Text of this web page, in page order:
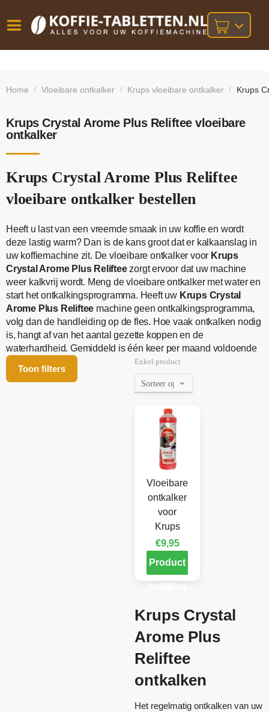
besteld,
bij orders
Home / Vloeibare ontkalker / Krups vloeibare ontkalker / Krups
Krups Crystal Arome Plus Reliftee vloeibare
ontkalker
Krups Crystal Arome Plus Reliftee
vloeibare ontkalker bestellen
Heeft u last van een vreemde smaak in uw koffie en wordt
deze lastig warm? Dan is de kans groot dat er kalkaanslag in
uw koffiemachine zit. De vloeibare ontkalker voor Krups
Crystal Arome Plus Relifteezorgt ervoor dat uw machine
weer kalkvrij wordt. Meng de vloeibare ontkalker met water en
start het ontkalkingsprogramma. Heeft uw Krups Crystal
Arome Plus Reliftee machine geen ontkalkingsprogramma,
volg dan de handleiding op de fles. Hoe vaak ontkalken nodig
is, hangt af van het aantal gezette koppen en de
waterhardheid. Gemiddeld is één keer per maand voldoende
Toon filters
Enkel product
Vloeibare
ontkalker
voor
Krups
€9,95
Product
Krups Crystal
Arome Plus
Reliftee
ontkalken
Het regelmatig ontkalken van uw